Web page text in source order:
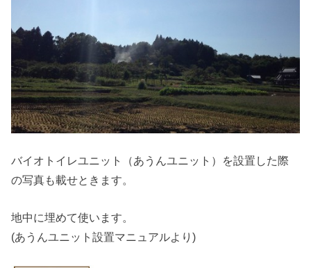
バイオトイレユニット（あうんユニット）を設置した際
の写真も載せときます。
地中に埋めて使います。
(あうんユニット設置マニュアルより)